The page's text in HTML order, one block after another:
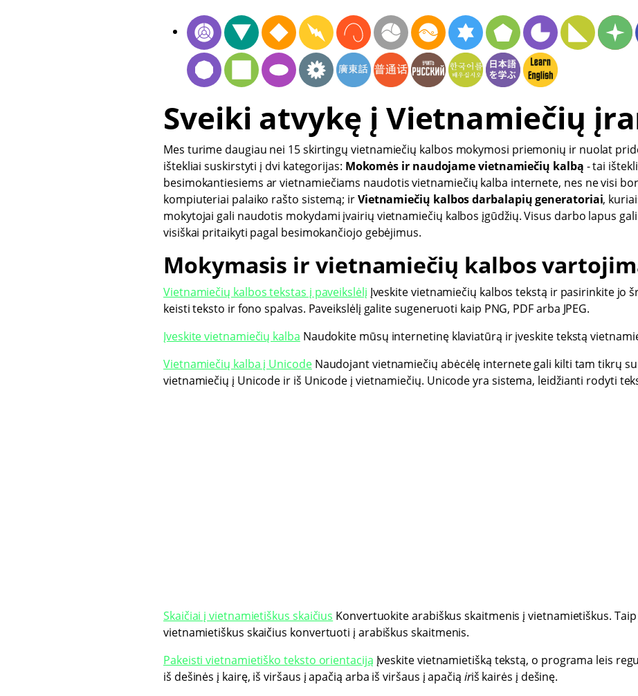
Sveiki atvykę į Vietnamiečių
Mes turime daugiau nei 15 skirtingų vietnamiečių kalbos mokymosi priemonių ir nuolat
ištekliai suskirstyti į dvi kategorijas: Mokomės ir naudojame vietnamiečių kalbą - tai
besimokantiesiems ar vietnamiečiams naudotis vietnamiečių kalba internete, nes ne visi
kompiuteriai palaiko rašto sistemą; irVietnamiečių kalbos darbalapių generatoriai,
mokytojai gali naudotis mokydami įvairių vietnamiečių kalbos įgūdžių. Visus darbo lapus
visiškai pritaikyti pagal besimokančiojo gebėjimus.
Mokymasis ir vietnamiečių kalbos
Vietnamiečių kalbos tekstas į paveikslėlį Įveskite vietnamiečių kalbos tekstą ir pasirinkite jo
keisti teksto ir fono spalvas. Paveikslėlį galite sugeneruoti kaip PNG, PDF arba JPEG.
Įveskite vietnamiečių kalba Naudokite mūsų internetinę klaviatūrą ir įveskite tekstą
Vietnamiečių kalba į UnicodeNaudojant vietnamiečių abėcėlę internete gali kilti tam tikrų
vietnamiečių į Unicode ir iš Unicode į vietnamiečių. Unicode yra sistema, leidžianti rodyti
Skaičiai į vietnamietiškus skaičius Konvertuokite arabiškus skaitmenis į vietnamietiškus.
vietnamietiškus skaičius konvertuoti į arabiškus skaitmenis.
Pakeisti vietnamietiško teksto orientaciją Įveskite vietnamietišką tekstą, o programa leis
iš dešinės į kairę, iš viršaus į apačią arba iš viršaus į apačią iriš kairės į dešinę.